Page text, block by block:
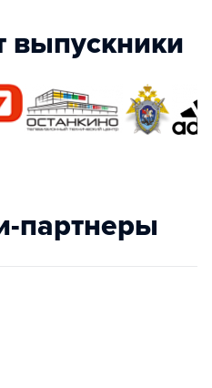
выпускники
партнеры